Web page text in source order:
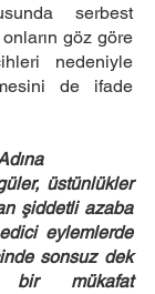
serbest
onların göz göre
nedeniyle
de ifade
üstünlükler
şiddetli azaba
eylemlerde
sonsuz dek
bir mükafat